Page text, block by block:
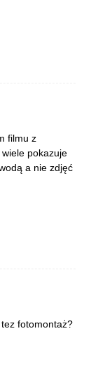
filmu z
pokazuje
a nie zdjęć
fotomontaż?